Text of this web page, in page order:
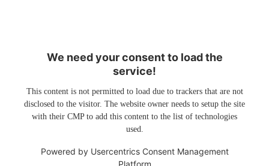
We need your consent to load the
service!
This content is not permitted to load due to trackers that are not
disclosed to the visitor. The website owner needs to setup the site
with their CMP to add this content to the list of technologies
used.
Powered by Usercentrics Consent Management
Platform